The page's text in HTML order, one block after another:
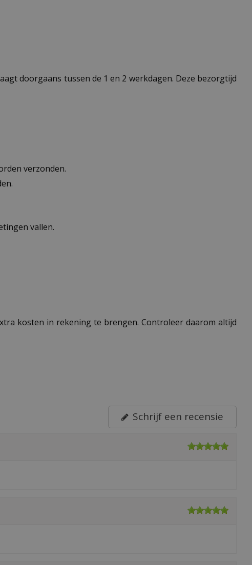
doorgaans tussen de 1 en 2 werkdagen. Deze bezorgtijd
verzonden.
vallen.
kosten in rekening te brengen. Controleer daarom altijd
Schrijf een recensie